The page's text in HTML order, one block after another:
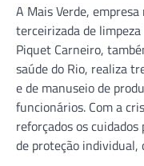
A Mais Verde,
terceirizada de
Piquet Carneiro,
saúde do Rio, realiza
e de manuseio de
funcionários. Com a
reforçados os
de proteção individual,